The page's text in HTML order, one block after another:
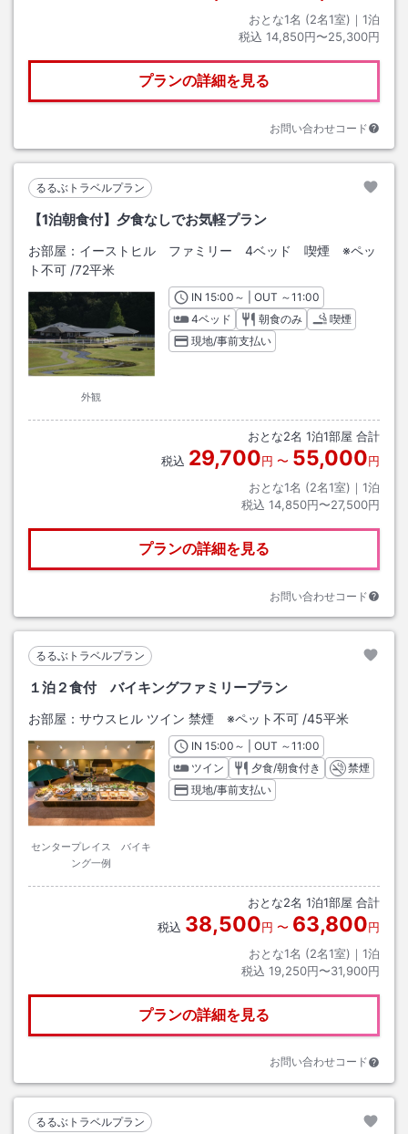
おとな1名 (2名1室)｜ 1泊
税込 14,850円〜25,300円
プランの詳細を見る
お問い合わせコード
るるぶトラベルプラン
【1泊朝食付】夕食なしでお気軽プラン
お部屋： イーストヒル ファミリー 4ベッド 喫煙 ※ペッ
ト不可 /72平米
外観
INチェックイン
15:00 ～ | OUT チェックアウト
～11:00
4ベッド
朝食のみ
喫煙
現地/事前支払い
おとな2名 1泊1部屋 合計
税込 29,700円 〜 55,000円
おとな1名 (2名1室)｜ 1泊
税込 14,850円〜27,500円
プランの詳細を見る
お問い合わせコード
るるぶトラベルプラン
１泊２食付 バイキングファミリープラン
お部屋： サウスヒル ツイン 禁煙 ※ペット不可 /45平米
センタープレイス バイキ
ング一例
INチェックイン
15:00 ～ | OUT チェックアウト
～11:00
ツイン
夕食/朝食付き
禁煙
現地/事前支払い
おとな2名 1泊1部屋 合計
税込 38,500円 〜 63,800円
おとな1名 (2名1室)｜ 1泊
税込 19,250円〜31,900円
プランの詳細を見る
お問い合わせコード
るるぶトラベルプラン